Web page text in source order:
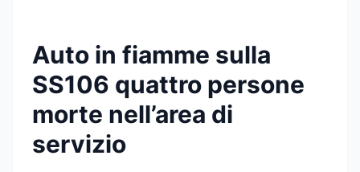
Auto in fiamme sulla
SS106 quattro persone
morte nell’area di
servizio